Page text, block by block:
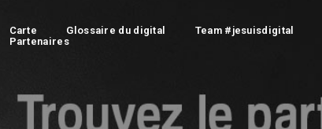
Carte Glossaire du digital Team #jesuisdigital
Partenaires